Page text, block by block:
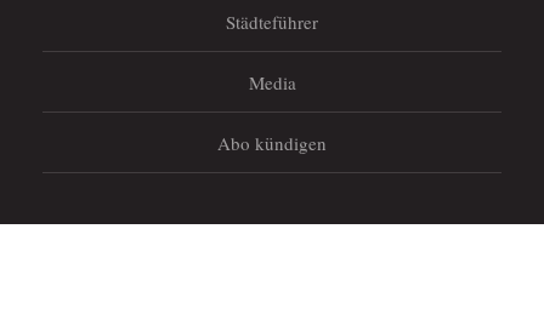
Städteführer
Media
Abo kündigen